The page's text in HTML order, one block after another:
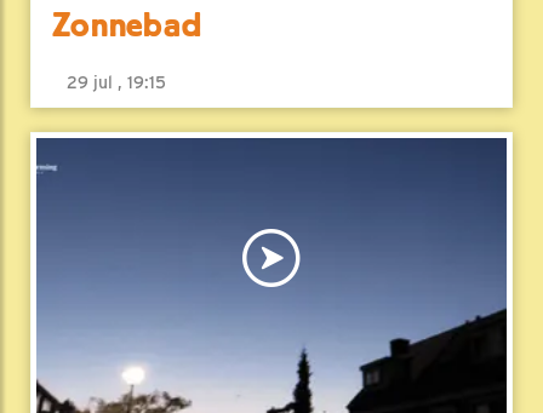
Zonnebad
29 jul , 19:15